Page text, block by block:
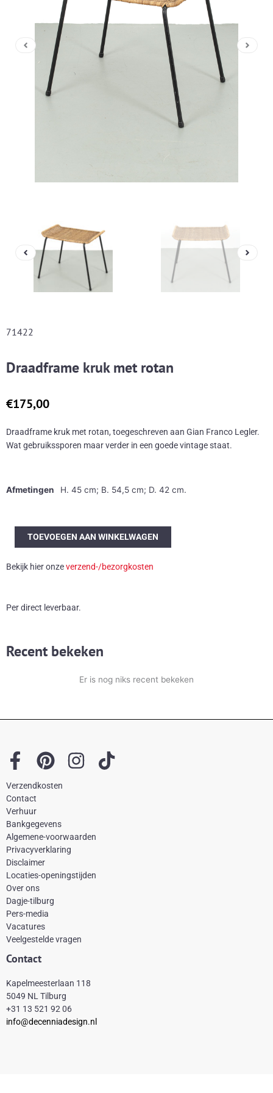
71422
Draadframe kruk met rotan
€175,00
Draadframe kruk met rotan, toegeschreven aan Gian Franco Legler.
Wat gebruikssporen maar verder in een goede vintage staat.
Afmetingen H. 45 cm; B. 54,5 cm; D. 42 cm.
Draadframe
kruk
rotan
TOEVOEGEN AAN WINKELWAGEN
Bekijk hier onzeverzend-/bezorgkosten
Per direct leverbaar.
Recent bekeken
Er is nog niks recent bekeken
F
a
c
e
b
o
o
k
-
f
P
i
e
r
e
t
I
a
r
T
Verzendkosten
Contact
Verhuur
Bankgegevens
Algemene-voorwaarden
Privacyverklaring
Disclaimer
Locaties-openingstijden
Over ons
Dagje-tilburg
Pers-media
Vacatures
Veelgestelde vragen
Contact
Kapelmeesterlaan 118
5049 NL Tilburg
+31 13 521 92 06
info@decenniadesign.nl